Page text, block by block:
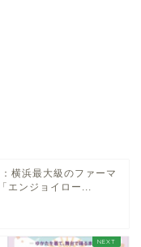
横浜最大級のファーマ
エンジョイロー...